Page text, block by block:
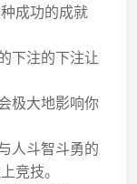
成功的成就
下注的下注让
极大地影响你
人斗智斗勇的
竞技。